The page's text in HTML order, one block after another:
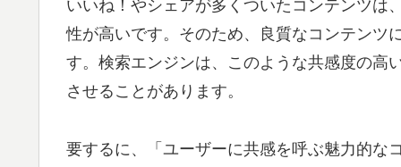
いいね！やシェアが多くついたコンテンツは
性が高いです。そのため、良質なコンテンツ
す。検索エンジンは、このような共感度の高
させることがあります。
要するに、「ユーザーに共感を呼ぶ魅力的な